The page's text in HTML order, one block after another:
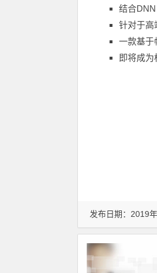
结合
针对于高
一款基于
即将成
发布日期：2019